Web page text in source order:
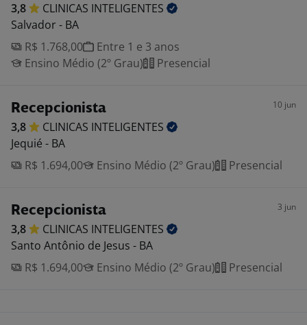
3,8 CLINICAS INTELIGENTES
Salvador - BA
R$ 1.768,00
Entre 1 e 3 anos
Ensino Médio (2º Grau)
Presencial
Recepcionista 10 jun
3,8 CLINICAS INTELIGENTES
Jequié - BA
R$ 1.694,00
Ensino Médio (2º Grau) Presencial
Recepcionista 3 jun
3,8 CLINICAS INTELIGENTES
Santo Antônio de Jesus - BA
R$ 1.694,00
Ensino Médio (2º Grau) Presencial